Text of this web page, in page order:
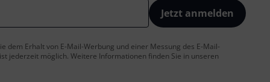
Jetzt anmelden
dem Erhalt von E-Mail-Werbung und einer Messung des E-Mail-
jederzeit möglich. Weitere Informationen finden Sie in unseren